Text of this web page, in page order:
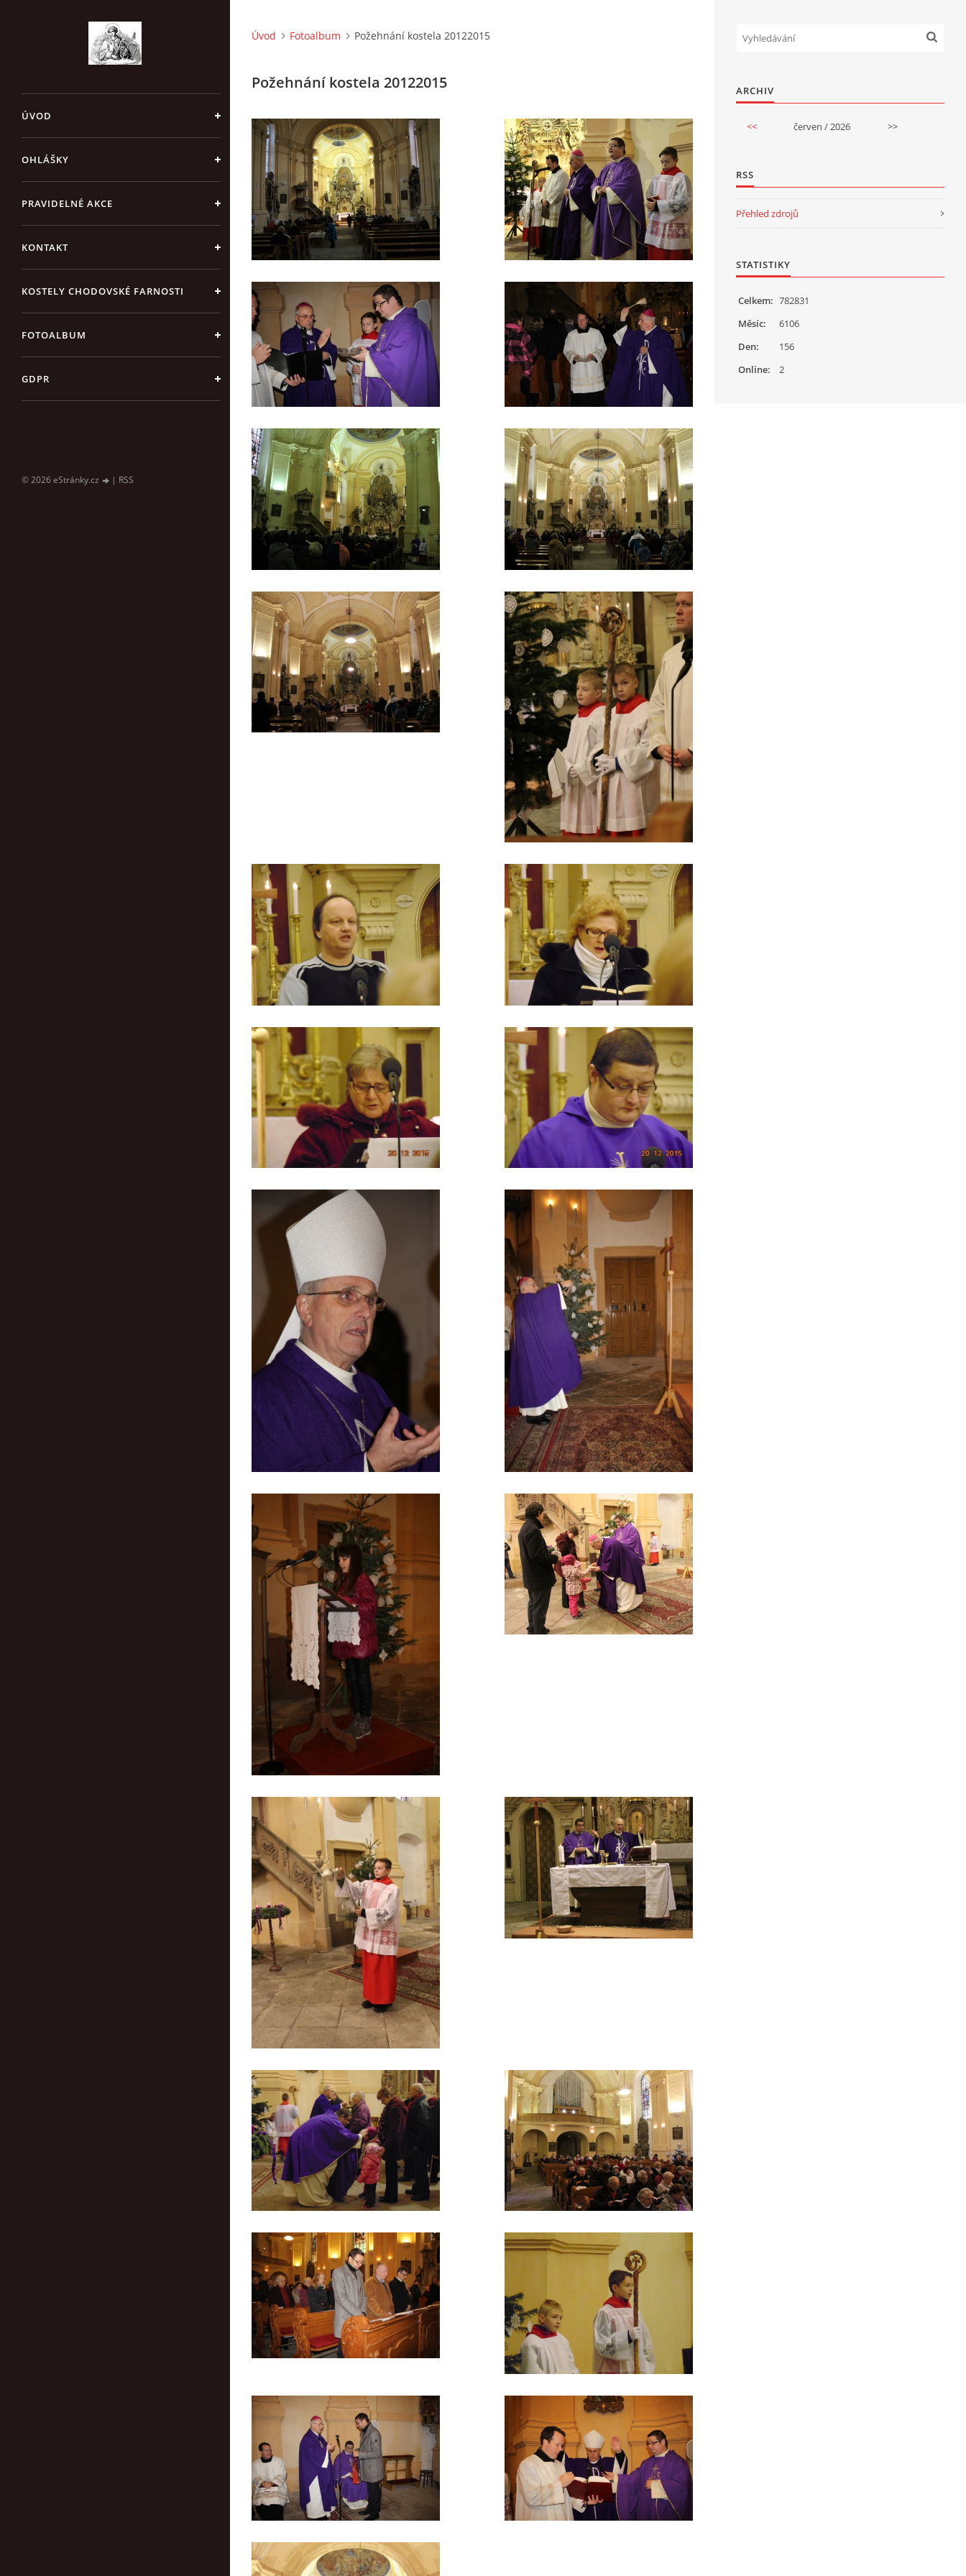
ÚVOD
OHLÁŠKY
PRAVIDELNÉ AKCE
KONTAKT
KOSTELY CHODOVSKÉ FARNOSTI
FOTOALBUM
GDPR
© 2026 eStránky.cz | RSS
Úvod Fotoalbum Požehnání kostela 20122015
Požehnání kostela 20122015 ARCHIV
<< červen / 2026 >>
RSS
Přehled zdrojů
STATISTIKY
Online: 2
Celkem: 782831
Měsíc:
6106
Den:
156